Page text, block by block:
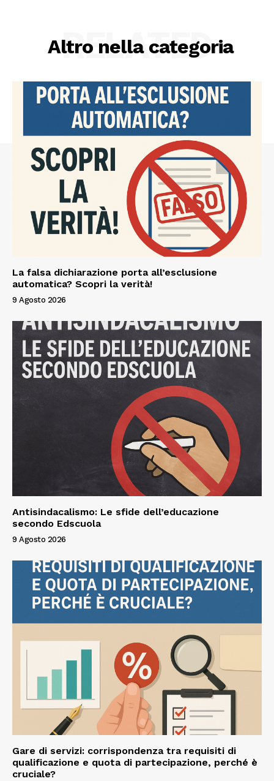
Altro nella categoria
RELATED
La falsa dichiarazione porta all’esclusione
automatica? Scopri la verità!
9 Agosto 2026
Antisindacalismo: Le sfide dell’educazione
secondo Edscuola
9 Agosto 2026
Gare di servizi: corrispondenza tra requisiti di
qualificazione e quota di partecipazione, perché è
cruciale?